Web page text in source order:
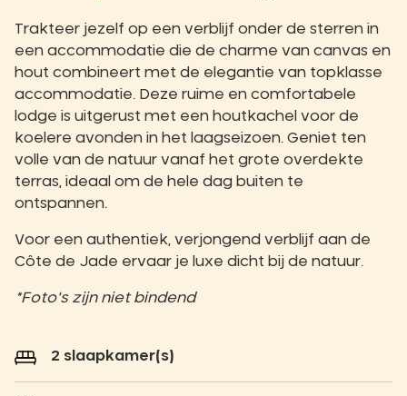
Trakteer jezelf op een verblijf onder de sterren in
een accommodatie die de charme van canvas en
hout combineert met de elegantie van topklasse
accommodatie. Deze ruime en comfortabele
lodge is uitgerust met een houtkachel voor de
koelere avonden in het laagseizoen. Geniet ten
volle van de natuur vanaf het grote overdekte
terras, ideaal om de hele dag buiten te
ontspannen.
Voor een authentiek, verjongend verblijf aan de
Côte de Jade ervaar je luxe dicht bij de natuur.
*Foto's zijn niet bindend
2 slaapkamer(s)